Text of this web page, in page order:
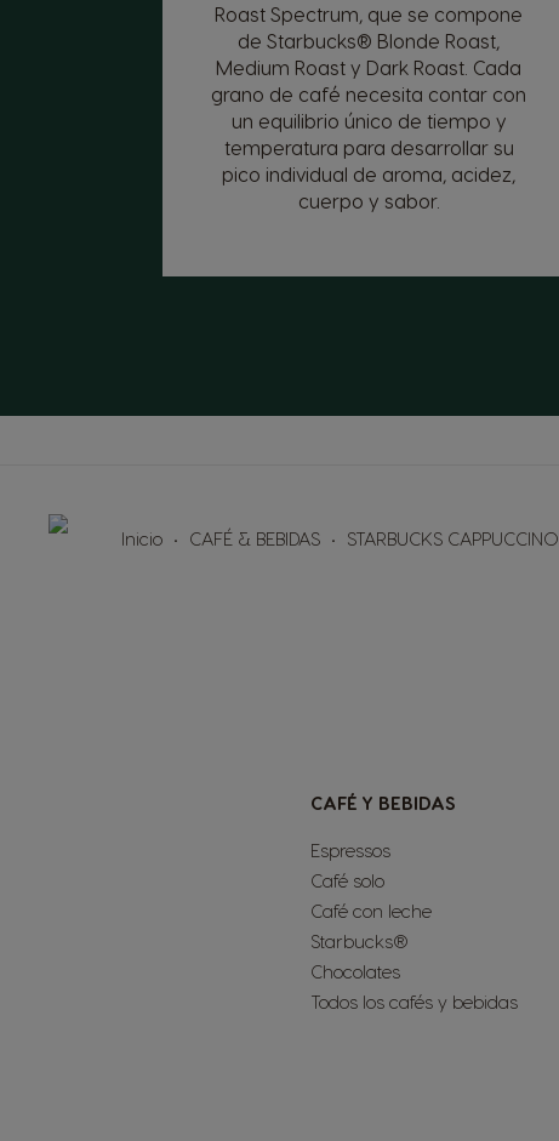
Roast Spectrum, que se compone
de Starbucks® Blonde Roast,
Medium Roast y Dark Roast. Cada
grano de café necesita contar con
un equilibrio único de tiempo y
temperatura para desarrollar su
pico individual de aroma, acidez,
cuerpo y sabor.
Inicio CAFÉ & BEBIDAS STARBUCKS CAPPUCCINO
CAFÉ Y BEBIDAS
Espressos
Café solo
Café con leche
Starbucks®
Chocolates
Todos los cafés y bebidas